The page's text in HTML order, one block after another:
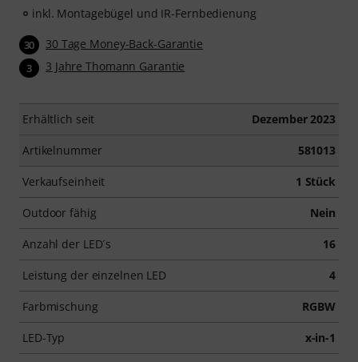
inkl. Montagebügel und IR-Fernbedienung
30 30 Tage Money-Back-Garantie
3 3 Jahre Thomann Garantie
Erhältlich seit Dezember 2023
Artikelnummer 581013
Verkaufseinheit 1 Stück
Outdoor fähig Nein
Anzahl der LED´s 16
Leistung der einzelnen LED 4
Farbmischung RGBW
LED-Typ x-in-1